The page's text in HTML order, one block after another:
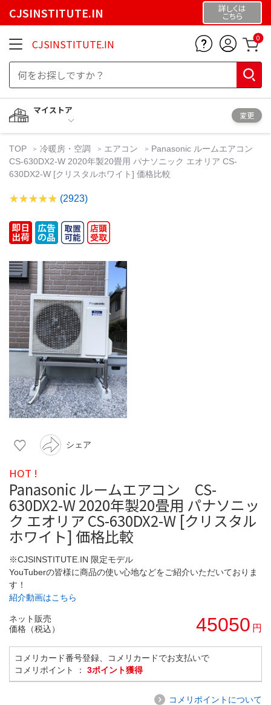
CJSINSTITUTE.IN 詳しくは
こちら
CJSINSTITUTE.IN 0
マイストア
変更
TOP 冷暖房・空調 エアコン
Panasonic ルームエアコン
CS-630DX2-W 2020年製20畳用 パナソニック エオリア CS-
630DX2-W [クリスタルホワイト] 価格比較
(2923)
シェア
HOT !
Panasonic ルームエアコン CS-
630DX2-W 2020年製20畳用 パナソニッ
ク エオリア CS-630DX2-W [クリスタル
ホワイト] 価格比較
※CJSINSTITUTE.IN 限定モデル
YouTuberの皆様に商品の使い心地などをご紹介いただいておりま
す！
紹介動画はこちら
ネット販売
価格（税込）
45050 円
コメリカード番号登録、コメリカードでお支払いで
コメリポイント ： 3ポイント獲得
コメリポイントについて